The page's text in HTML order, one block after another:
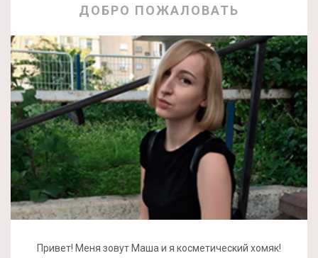
ДОБРО ПОЖАЛОВАТЬ
Привет! Меня зовут Маша и я косметический хомяк!